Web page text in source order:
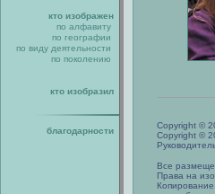
кто изображен
по алфавиту
по географии
по виду деятельности
по поколению
кто изобразил
благодарности
Copyright ©
Copyright ©
Все
Права на